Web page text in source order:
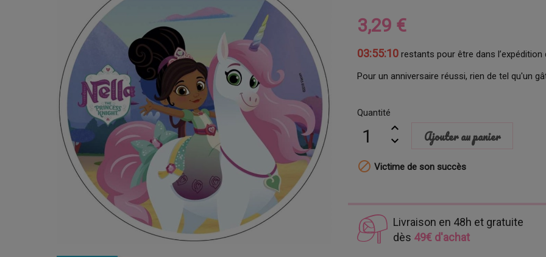
3,29 €
03:55:08 restants pour être dans
Pour un anniversaire réussi, rien de tel qu'un
Quantité
Ajouter au panier
 Victime de son succès
Livraison en 48h et gratuite
dès 49€ d'achat